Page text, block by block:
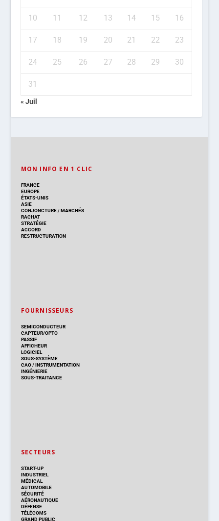
10 11 12 13 14 15 16
17 18 19 20 21 22 23
24 25 26 27 28 29 30
31
« Juil
MON INFO EN 1 CLIC
FRANCE
EUROPE
ÉTATS-UNIS
ASIE
CONJONCTURE/MARCHÉS
RACHAT
STRATÉGIE
ACCORD
RESTRUCTURATION
FOURNISSEURS
SEMICONDUCTEUR
CAPTEUR/OPTO
PASSIF
AFFICHEUR
LOGICIEL
SOUS-SYSTÈME
CAO/INSTRUMENTATION
INGÉNIERIE
SOUS-TRAITANCE
SECTEURS
START-UP
INDUSTRIEL
MÉDICAL
AUTOMOBILE
SÉCURITÉ
AÉRONAUTIQUE
DÉFENSE
TÉLÉCOMS
GRAND PUBLIC